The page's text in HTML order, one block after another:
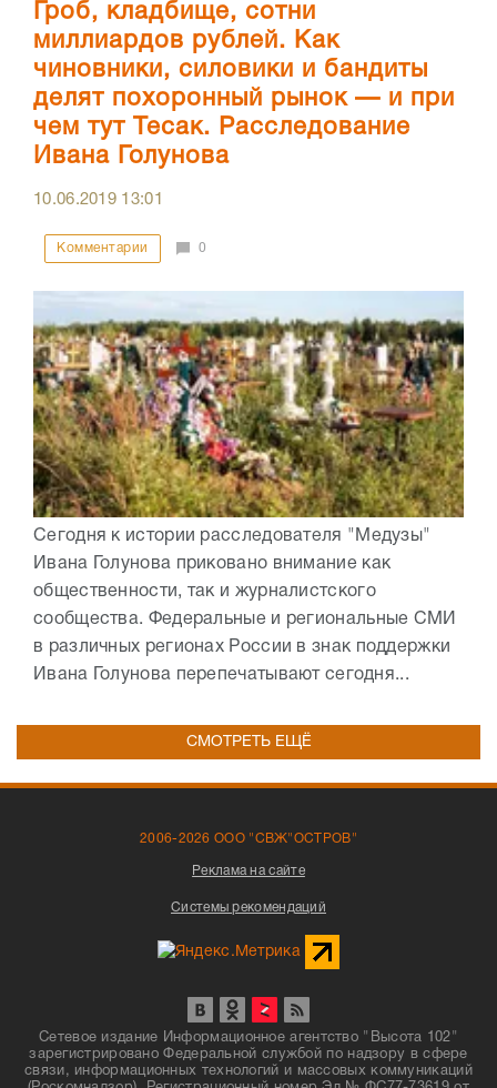
Гроб, кладбище, сотни
миллиардов рублей. Как
чиновники, силовики и бандиты
делят похоронный рынок — и при
чем тут Тесак. Расследование
Ивана Голунова
10.06.2019 13:01
Комментарии 0
Сегодня к истории расследователя "Медузы"
Ивана Голунова приковано внимание как
общественности, так и журналистского
сообщества. Федеральные и региональные СМИ
в различных регионах России в знак поддержки
Ивана Голунова перепечатывают сегодня...
СМОТРЕТЬ ЕЩЁ
2006-2026 ООО "СВЖ"ОСТРОВ"
Реклама на сайте
Системы рекомендаций
Сетевое издание Информационное агентство "Высота 102"
зарегистрировано Федеральной службой по надзору в сфере
связи, информационных технологий и массовых коммуникаций